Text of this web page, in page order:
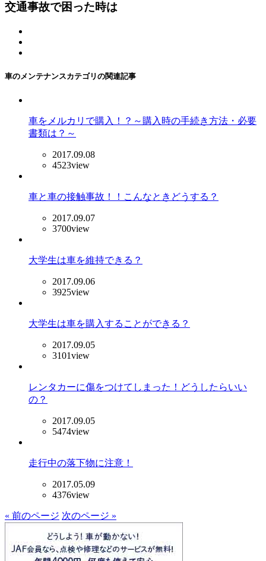
交通事故で困った時は
車のメンテナンスカテゴリの関連記事
車をメルカリで購入！？～購入時の手続き方法・必要
書類は？～
2017.09.08
4523view
車と車の接触事故！！こんなときどうする？
2017.09.07
3700view
大学生は車を維持できる？
2017.09.06
3925view
大学生は車を購入することができる？
2017.09.05
3101view
レンタカーに傷をつけてしまった！どうしたらいい
の？
2017.09.05
5474view
走行中の落下物に注意！
2017.05.09
4376view
« 前のページ 次のページ »